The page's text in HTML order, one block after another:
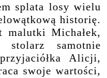
splata losy wielu
historię.
malutki Michałek,
samotnie
Alicji,
swoje wartości,